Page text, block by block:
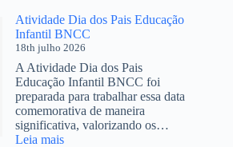
Dia
dos
Pais
Educação
Infantil
4
Anos
Atividade Dia dos Pais Educação
Infantil BNCC
18th julho 2026
A Atividade Dia dos Pais
Educação Infantil BNCC foi
preparada para trabalhar essa data
comemorativa de maneira
significativa, valorizando os…
Leia mais: